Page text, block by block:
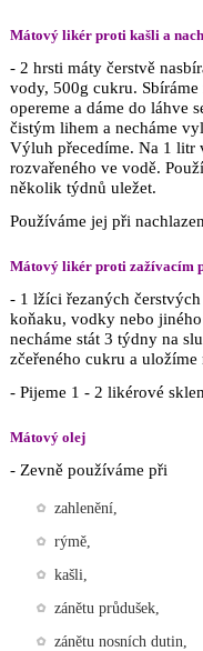
Mátový likér proti kašli a
- 2 hrsti máty čerstvě
vody, 500g cukru.
opereme a dáme do láhve
čistým lihem a necháme
Výluh přecedíme. Na 1 litr
rozvařeného ve vodě.
několik týdnů uležet.
Používáme jej při
Mátový likér proti zažívacím
- 1 lžíci řezaných
koňaku, vodky nebo
necháme stát 3 týdny na
zčeřeného cukru a
- Pijeme 1 - 2 likérové
Mátový olej
- Zevně používáme při
zahlenění,
rýmě,
kašli,
zánětu průdušek,
zánětu nosních dutin,